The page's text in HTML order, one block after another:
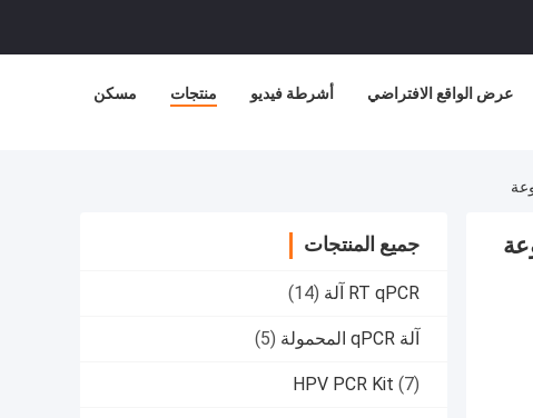
مسكن منتجات أشرطة فيديو عرض الواقع الافتراضي
جميع المنتجات
RT qPCR آلة (14)
آلة qPCR المحمولة (5)
HPV PCR Kit (7)